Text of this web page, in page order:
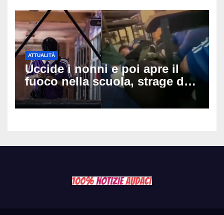
ATTUALITÀ
Uccide i nonni e poi apre il
fuoco nella scuola, strage di
insegnanti: il possibile
movente dietro il massacro in